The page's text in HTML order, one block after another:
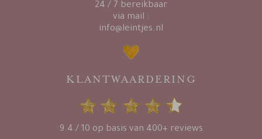
24 / 7 bereikbaar
via mail :
info@leintjes.nl
KLANTWAARDERING
9.4 / 10 op basis van 400+ reviews